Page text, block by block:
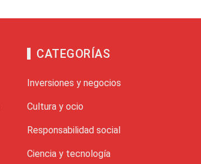
CATEGORÍAS
Inversiones y negocios
Cultura y ocio
Responsabilidad social
Ciencia y tecnología